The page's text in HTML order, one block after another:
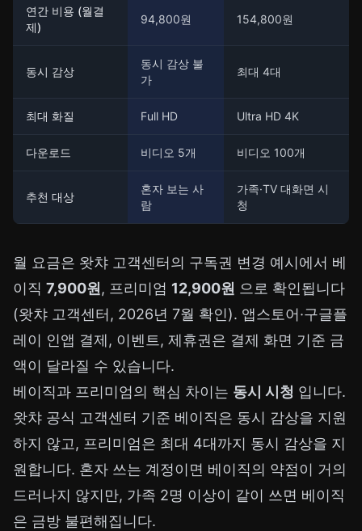
연간 비용 (월결
제)
94,800원 154,800원
동시 감상
동시 감상 불
가
최대 4대
최대 화질 Full HD Ultra HD 4K
다운로드 비디오 5개 비디오 100개
추천 대상
혼자 보는 사
람
가족·TV 대화면 시
청
월 요금은 왓챠 고객센터의 구독권 변경 예시에서 베
이직 7,900원, 프리미엄 12,900원 으로 확인됩니다
(왓챠 고객센터, 2026년 7월 확인). 앱스토어·구글플
레이 인앱 결제, 이벤트, 제휴권은 결제 화면 기준 금
액이 달라질 수 있습니다.
베이직과 프리미엄의 핵심 차이는 동시 시청 입니다.
왓챠 공식 고객센터 기준 베이직은 동시 감상을 지원
하지 않고, 프리미엄은 최대 4대까지 동시 감상을 지
원합니다. 혼자 쓰는 계정이면 베이직의 약점이 거의
드러나지 않지만, 가족 2명 이상이 같이 쓰면 베이직
은 금방 불편해집니다.